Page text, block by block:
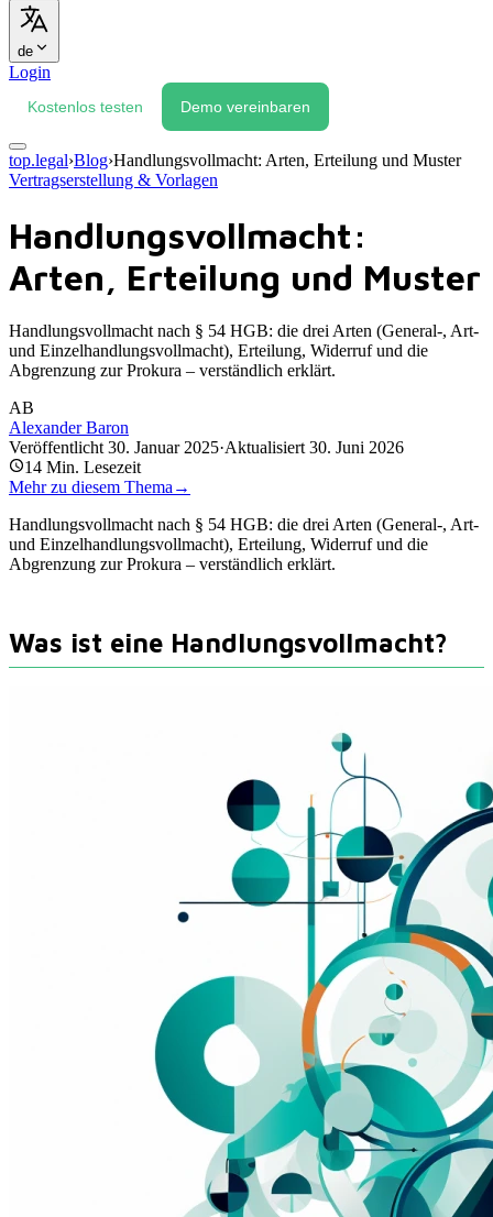
de
Login
Kostenlos testen Demo vereinbaren
top.legal›Blog›Handlungsvollmacht: Arten, Erteilung und Muster
Vertragserstellung & Vorlagen
Handlungsvollmacht:
Arten, Erteilung und Muster
Handlungsvollmacht nach § 54 HGB: die drei Arten (General-, Art-
und Einzelhandlungsvollmacht), Erteilung, Widerruf und die
Abgrenzung zur Prokura – verständlich erklärt.
AB
Alexander Baron
Veröffentlicht 30. Januar 2025·Aktualisiert 30. Juni 2026
14 Min. Lesezeit
Mehr zu diesem Thema →
Handlungsvollmacht nach § 54 HGB: die drei Arten (General-, Art-
und Einzelhandlungsvollmacht), Erteilung, Widerruf und die
Abgrenzung zur Prokura – verständlich erklärt.
Was ist eine Handlungsvollmacht?